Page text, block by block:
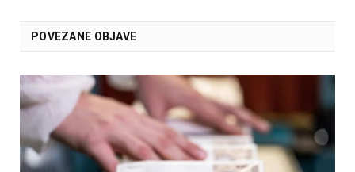
POVEZANE OBJAVE